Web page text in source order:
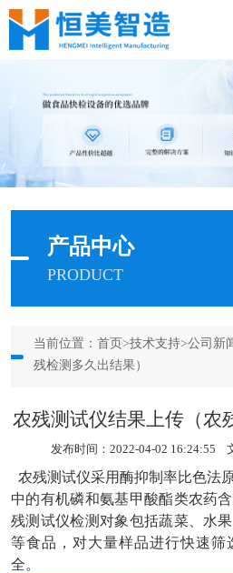
产品中心
PRODUCT
当前位置： 首页 >技术支持>公司新
残检测多久出结果）
农残测试仪结果上传（农
发布时间：2022-04-02 16:24:55
农残测试仪采用酶抑制率比色法
中的有机磷和氨基甲酸酯类农药
残测试仪检测对象包括蔬菜、水
等食品，对大量样品进行快速筛
全。